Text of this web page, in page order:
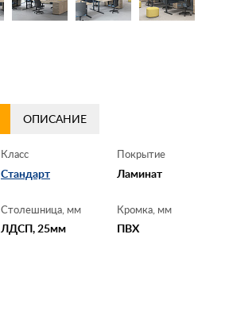
ОПИСАНИЕ
Класс
Стандарт
Покрытие
Ламинат
Столешница, мм
ЛДСП, 25мм
Кромка, мм
ПВХ